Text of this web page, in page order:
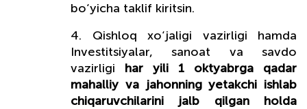
bo‘yicha taklif kiritsin.
4. Qishloq xo‘jaligi vazirligi hamda
Investitsiyalar, sanoat va savdo
vazirligi har yili 1 oktyabrga qadar
mahalliy va jahonning yetakchi ishlab
chiqaruvchilarini jalb qilgan holda